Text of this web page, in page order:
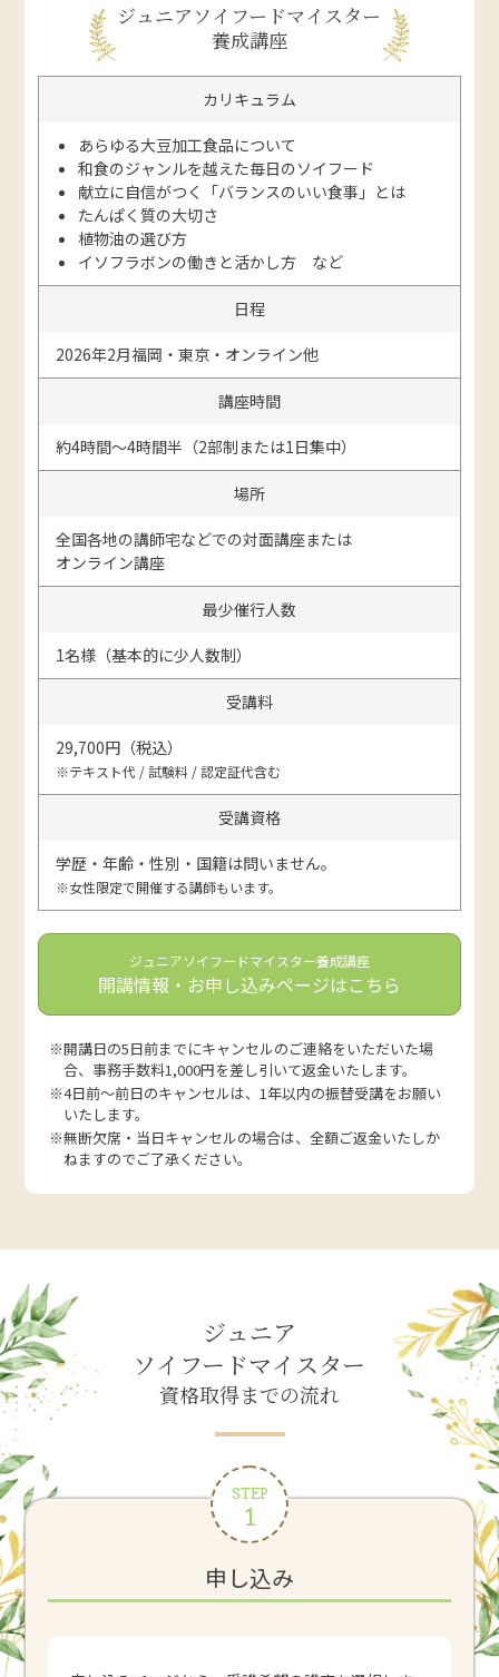
ジュニアソイフードマイスター
養成講座
カリキュラム
あらゆる大豆加工食品について
和食のジャンルを越えた毎日のソイフード
献立に自信がつく「バランスのいい食事」とは
たんぱく質の大切さ
植物油の選び方
イソフラボンの働きと活かし方 など
日程
2026年2月福岡・東京・オンライン他
講座時間
約4時間～4時間半（2部制または1日集中）
場所
全国各地の講師宅などでの対面講座または
オンライン講座
最少催行人数
1名様（基本的に少人数制）
受講料
29,700円（税込）
※テキスト代 / 試験料 / 認定証代含む
受講資格
学歴・年齢・性別・国籍は問いません。
※女性限定で開催する講師もいます。
ジュニアソイフードマイスター養成講座
開講情報・お申し込みページはこちら
※開講日の5日前までにキャンセルのご連絡をいただいた場
合、事務手数料1,000円を差し引いて返金いたします。
※4日前～前日のキャンセルは、1年以内の振替受講をお願い
いたします。
※無断欠席・当日キャンセルの場合は、全額ご返金いたしか
ねますのでご了承ください。
ジュニア
ソイフードマイスター
資格取得までの流れ
STEP
1
申し込み